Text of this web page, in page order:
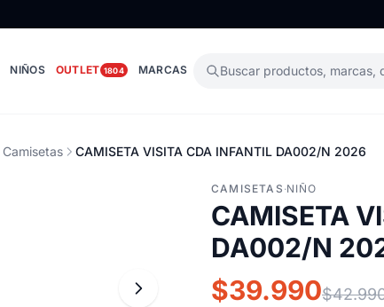
NIÑOS OUTLET 1804 MARCAS Buscar productos, marcas,
Camisetas CAMISETA VISITA CDA INFANTIL DA002/N 2026
CAMISETAS ·NIÑO
CAMISETA
DA002/N
$39.990